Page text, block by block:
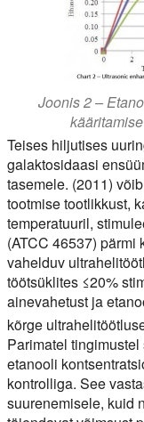
Joonis 2 –
Teises hiljutises
galaktosidaasi
tasemele. (2011)
tootmise tootlikkust,
temperatuuril,
(ATCC 46537) pärmi
vahelduv
töötsüklites ≤20%
ainevahetust ja
kõrge
Parimatel
etanooli
kontrolliga. See
suurenemisele, kuid